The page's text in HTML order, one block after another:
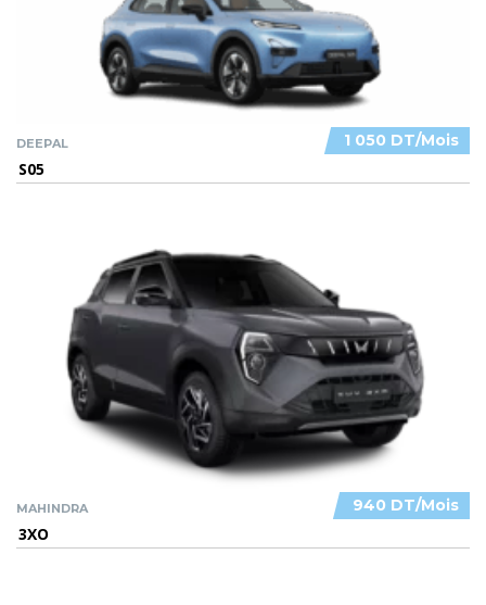
1 050 DT/Mois
DEEPAL
S05
940 DT/Mois
MAHINDRA
3XO